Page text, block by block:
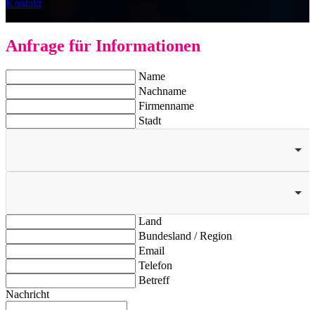
Kontakt
Anfrage für Informationen
Name
Nachname
Firmenname
Stadt
Land
Bundesland / Region
Email
Telefon
Betreff
Nachricht